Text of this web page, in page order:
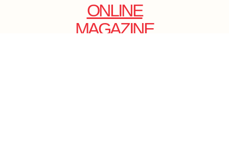
ONLINE
MAGAZINE